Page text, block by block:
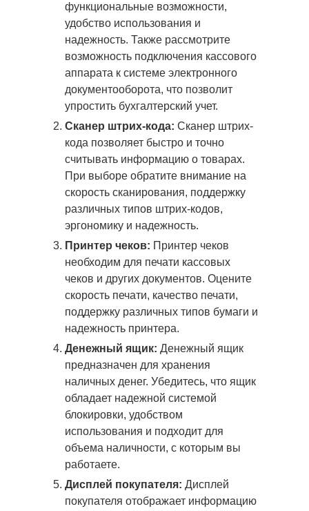
функциональные возможности,
удобство использования и
надежность. Также рассмотрите
возможность подключения кассового
аппарата к системе электронного
документооборота, что позволит
упростить бухгалтерский учет.
Сканер штрих-кода: Сканер штрих-
кода позволяет быстро и точно
считывать информацию о товарах.
При выборе обратите внимание на
скорость сканирования, поддержку
различных типов штрих-кодов,
эргономику и надежность.
Принтер чеков: Принтер чеков
необходим для печати кассовых
чеков и других документов. Оцените
скорость печати, качество печати,
поддержку различных типов бумаги и
надежность принтера.
Денежный ящик: Денежный ящик
предназначен для хранения
наличных денег. Убедитесь, что ящик
обладает надежной системой
блокировки, удобством
использования и подходит для
объема наличности, с которым вы
работаете.
Дисплей покупателя: Дисплей
покупателя отображает информацию